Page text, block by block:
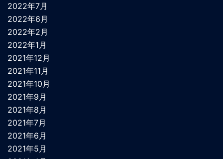
2022年7月
2022年6月
2022年2月
2022年1月
2021年12月
2021年11月
2021年10月
2021年9月
2021年8月
2021年7月
2021年6月
2021年5月